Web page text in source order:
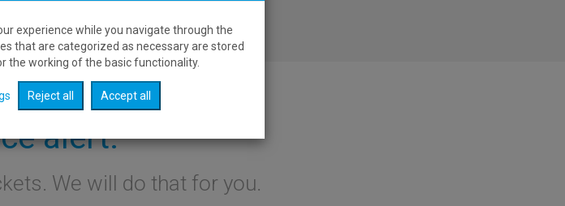
alert:
We will do that for you.
experience while you navigate through the
that are categorized as necessary are stored
the working of the basic functionality.
Reject all Accept all